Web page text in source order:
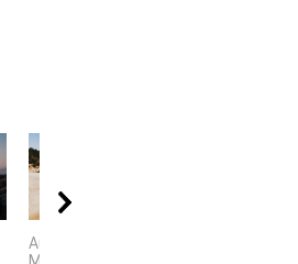
Autorius Edgaras